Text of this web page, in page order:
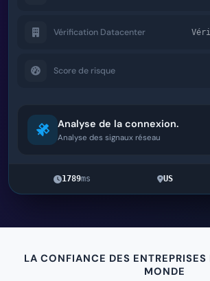
Vérification Datacenter
Score de risque
Analyse de la connexion.
Analyse des signaux réseau
1789ms US
LA CONFIANCE DES ENTREPRISES
MONDE